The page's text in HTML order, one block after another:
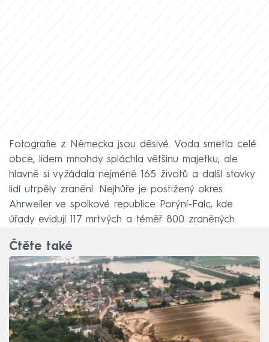
Fotografie z Německa jsou děsivé. Voda smetla celé
obce, lidem mnohdy spláchla většinu majetku, ale
hlavně si vyžádala nejméně 165 životů a další stovky
lidí utrpěly zranění. Nejhůře je postižený okres
Ahrweiler ve spolkové republice Porýní-Falc, kde
úřady evidují 117 mrtvých a téměř 800 zraněných.
Čtěte také